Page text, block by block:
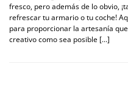
fresco, pero además de lo obvio,
refrescar tu armario o tu coche!
para proporcionar la artesanía
creativo como sea posible [...]